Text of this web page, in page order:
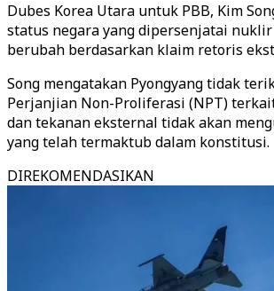
Dubes Korea Utara untuk PBB, Kim
status negara yang dipersenjatai
berubah berdasarkan klaim retoris
Song mengatakan Pyongyang tidak
Perjanjian Non-Proliferasi (NPT)
dan tekanan eksternal tidak akan
yang telah termaktub dalam konstitusi.
DIREKOMENDASIKAN